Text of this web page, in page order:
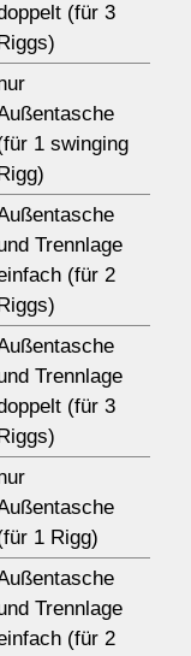
(für 3
1 swinging
Trennlage
(für 2
Trennlage
(für 3
1 Rigg)
Trennlage
(für 2